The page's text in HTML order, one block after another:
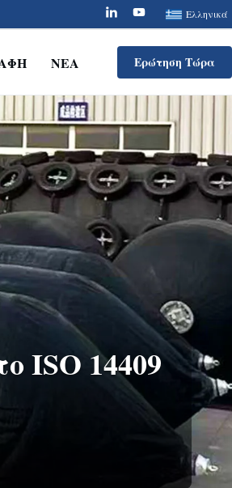
Ελληνικά
ΝΈΑ Ερώτηση Τώρα
ISO 14409